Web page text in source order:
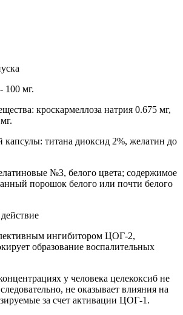
100 мг.
кроскармеллоза натрия 0.675 мг,
капсулы: титана диоксид 2%, желатин до
№3, белого цвета; содержимое
порошок белого или почти белого
ингибитором ЦОГ-2,
образование воспалительных
у человека целекоксиб не
не оказывает влияния на
за счет активации ЦОГ-1.